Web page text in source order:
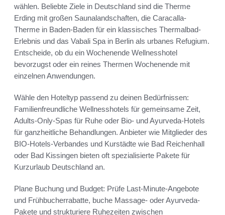
wählen. Beliebte Ziele in Deutschland sind die Therme
Erding mit großen Saunalandschaften, die Caracalla-
Therme in Baden-Baden für ein klassisches Thermalbad-
Erlebnis und das Vabali Spa in Berlin als urbanes Refugium.
Entscheide, ob du ein Wochenende Wellnesshotel
bevorzugst oder ein reines Thermen Wochenende mit
einzelnen Anwendungen.
Wähle den Hoteltyp passend zu deinen Bedürfnissen:
Familienfreundliche Wellnesshotels für gemeinsame Zeit,
Adults-Only-Spas für Ruhe oder Bio- und Ayurveda-Hotels
für ganzheitliche Behandlungen. Anbieter wie Mitglieder des
BIO-Hotels-Verbandes und Kurstädte wie Bad Reichenhall
oder Bad Kissingen bieten oft spezialisierte Pakete für
Kurzurlaub Deutschland an.
Plane Buchung und Budget: Prüfe Last-Minute-Angebote
und Frühbucherrabatte, buche Massage- oder Ayurveda-
Pakete und strukturiere Ruhezeiten zwischen